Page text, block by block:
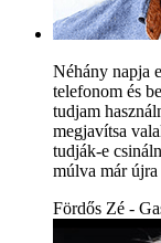
Néhány napja
telefonom és
tudjam
megjavítsa
tudják-e
múlva már
Fördős Zé -